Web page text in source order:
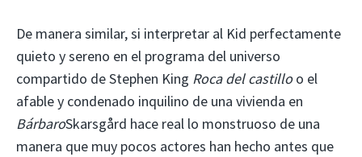
De manera similar, si interpretar al Kid perfectamente
quieto y sereno en el programa del universo
compartido de Stephen King Roca del castilloo el
afable y condenado inquilino de una vivienda en
BárbaroSkarsgård hace real lo monstruoso de una
manera que muy pocos actores han hecho antes que